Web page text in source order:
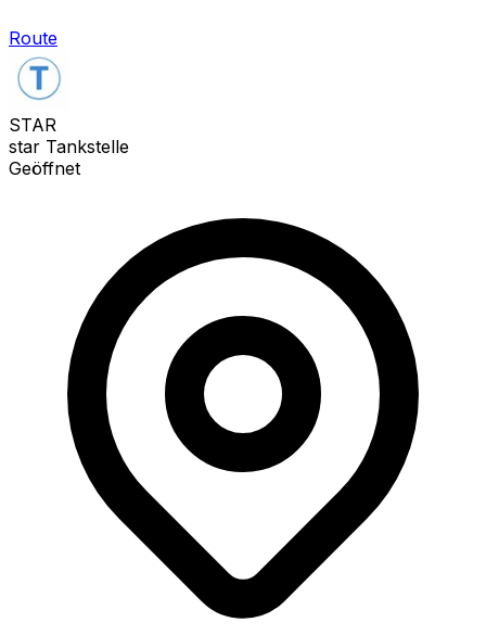
Route
STAR
star Tankstelle
Geöffnet